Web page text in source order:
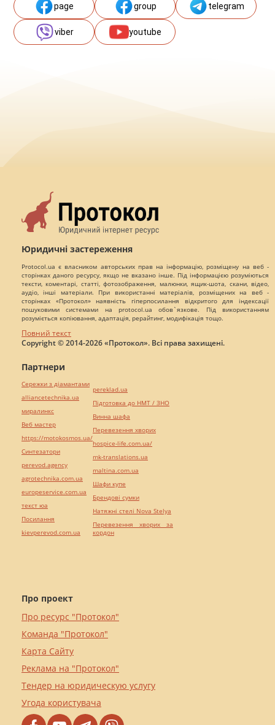
page group telegram
viber youtube
Юридичні застереження
Protocol.ua є власником авторських прав на інформацію, розміщену на веб -
сторінках даного ресурсу, якщо не вказано інше. Під інформацією розуміються
тексти, коментарі, статті, фотозображення, малюнки, ящик-шота, скани, відео,
аудіо, інші матеріали. При використанні матеріалів, розміщених на веб -
сторінках «Протокол» наявність гіперпосилання відкритого для індексації
пошуковими системами на protocol.ua обов`язкове. Під використанням
розуміється копіювання, адаптація, рерайтинг, модифікація тощо.
Повний текст
Copyright © 2014-2026 «Протокол». Всі права захищені.
Про проект
Про ресурс "Протокол"
Команда "Протокол"
Карта Сайту
Реклама на "Протокол"
Тендер на юридическую услугу
Угода користувача
Партнери
Сережки з діамантами
alliancetechnika.ua
миралинкс
Веб мастер
https://motokosmos.ua/
Синтезатори
perevod.agency
agrotechnika.com.ua
europeservice.com.ua
текст юа
Посилання
kievperevod.com.ua
pereklad.ua
Підготовка до НМТ / ЗНО
Винна шафа
Перевезення хворих
hospice-life.com.ua/
mk-translations.ua
maltina.com.ua
Шафи купе
Брендові сумки
Натяжні стелі Nova Stelya
Перевезення хворих за
кордон